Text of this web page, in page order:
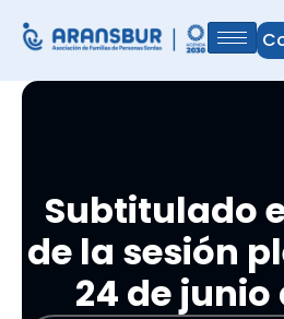
Subtitulado
de la sesión
24 de junio